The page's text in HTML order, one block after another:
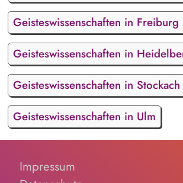
Geisteswissenschaften in
Geisteswissenschaften in
Geisteswissenschaften in Stockach
Geisteswissenschaften in Ulm
Impressum